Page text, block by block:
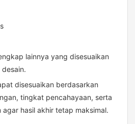
lainnya yang disesuaikan
disesuaikan berdasarkan
tingkat pencahayaan, serta
hasil akhir tetap maksimal.